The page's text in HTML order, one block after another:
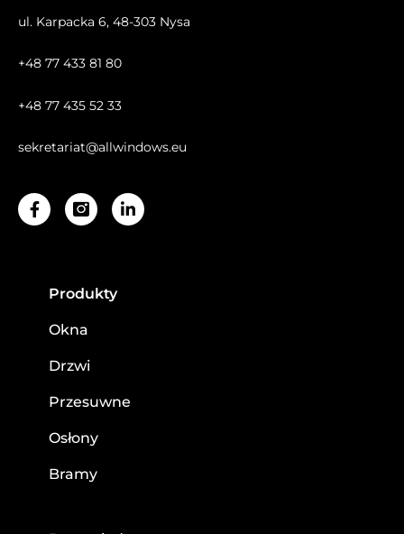
ul. Karpacka 6, 48-303 Nysa
+48 77 433 81 80
+48 77 435 52 33
sekretariat@allwindows.eu
Facebook-
f
Linkedin-
in
Produkty
Okna
Drzwi
Przesuwne
Osłony
Bramy